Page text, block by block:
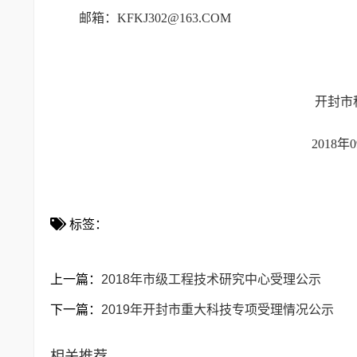
邮箱：KFKJ302@163.COM
开封市科技
2018年09月
标签：
上一篇： 2018年市级工程技术研究中心受理公示
下一篇： 2019年开封市重大科技专项受理情况公示